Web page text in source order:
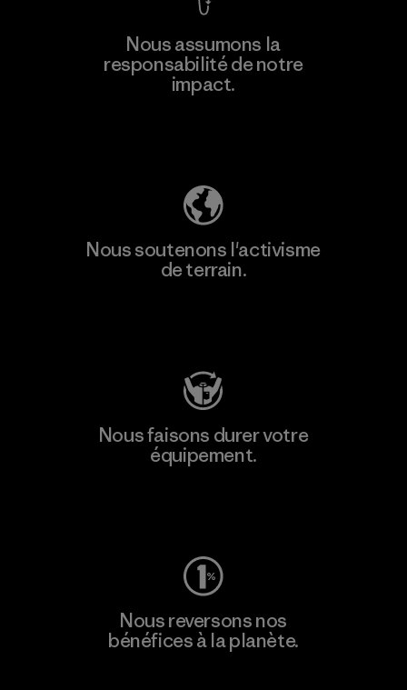
Nous assumons la
responsabilité de notre
impact.
Nous soutenons l'activisme
de terrain.
Nous faisons durer votre
équipement.
Nous reversons nos
bénéfices à la planète.